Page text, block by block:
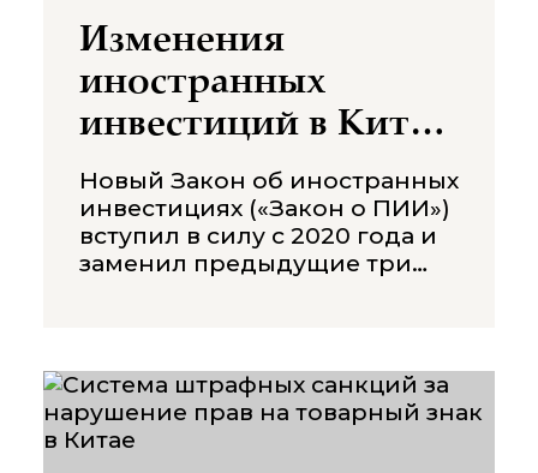
Изменения
иностранных
инвестиций в Китае
после принятия
нового закона о
ПИИ
Новый Закон об иностранных
инвестициях («Закон о ПИИ»)
вступил в силу с 2020 года и
заменил предыдущие три
тенденциях управления
иностранными
инвестициями в Китае.
Компании с иностранными